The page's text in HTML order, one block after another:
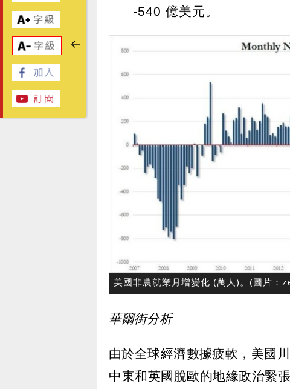
-540 億美元。
美國非農就業月增變化 (萬人)。(圖片：
華爾街分析
由於全球經濟數據疲軟，美國
中東和英國脫歐的地緣政治緊